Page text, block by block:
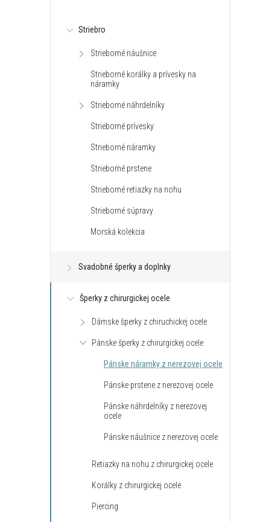
Striebro
Strieborné náušnice
Strieborné korálky a prívesky na
náramky
Strieborné náhrdelníky
Strieborné prívesky
Strieborné náramky
Strieborné prstene
Strieborné retiazky na nohu
Strieborné súpravy
Morská kolekcia
Svadobné šperky a doplnky
Šperky z chirurgickej ocele
Dámske šperky z chiruchickej ocele
Pánske šperky z chirurgickej ocele
Pánske náramky z nerezovej ocele
Pánske prstene z nerezovej ocele
Pánske náhrdelníky z nerezovej
ocele
Pánske náušnice z nerezovej ocele
Retiazky na nohu z chirurgickej ocele
Korálky z chirurgickej ocele
Piercing